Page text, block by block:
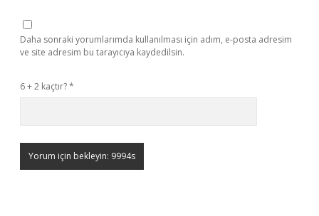
Daha sonraki yorumlarımda kullanılması için adım, e-posta adresim
ve site adresim bu tarayıcıya kaydedilsin.
6 + 2 kaçtır?*